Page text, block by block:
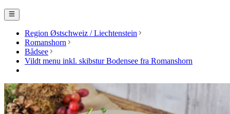
Region Østschweiz / Liechtenstein
Romanshorn
Bådsee
Vildt menu inkl. skibstur Bodensee fra Romanshorn